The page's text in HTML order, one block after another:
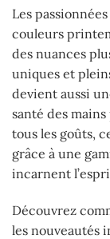
Les
couleurs
des nuances
uniques et
devient aussi
santé des
tous les goûts,
grâce à une
incarnent
Découvrez
les nouveautés